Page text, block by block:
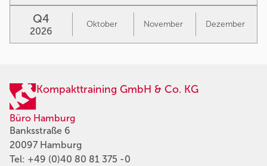
Q4
2026
Oktober November Dezember
Kompakttraining GmbH & Co. KG
Büro Hamburg
Banksstraße 6
20097 Hamburg
Tel: +49 (0)40 80 81 375 -0